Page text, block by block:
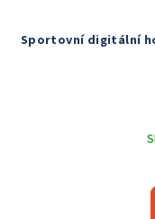
Sportovní digitální